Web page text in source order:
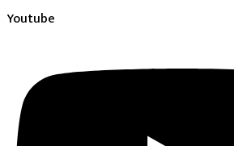
Youtube